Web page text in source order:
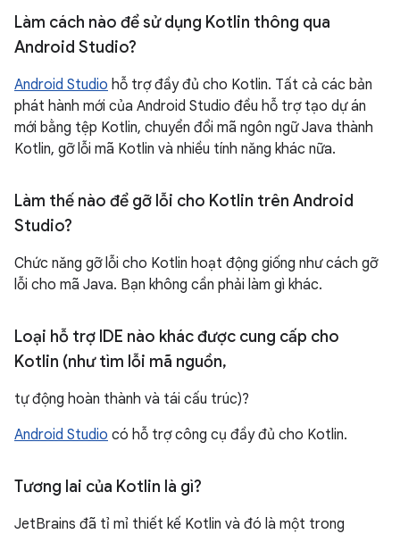
Làm cách nào để sử dụng Kotlin thông qua
Android Studio?
Android Studio hỗ trợ đầy đủ cho Kotlin. Tất cả các bản
phát hành mới của Android Studio đều hỗ trợ tạo dự án
mới bằng tệp Kotlin, chuyển đổi mã ngôn ngữ Java thành
Kotlin, gỡ lỗi mã Kotlin và nhiều tính năng khác nữa.
Làm thế nào để gỡ lỗi cho Kotlin trên Android
Studio?
Chức năng gỡ lỗi cho Kotlin hoạt động giống như cách gỡ
lỗi cho mã Java. Bạn không cần phải làm gì khác.
Loại hỗ trợ IDE nào khác được cung cấp cho
Kotlin (như tìm lỗi mã nguồn,
tự động hoàn thành và tái cấu trúc)?
Android Studio có hỗ trợ công cụ đầy đủ cho Kotlin.
Tương lai của Kotlin là gì?
JetBrains đã tỉ mỉ thiết kế Kotlin và đó là một trong